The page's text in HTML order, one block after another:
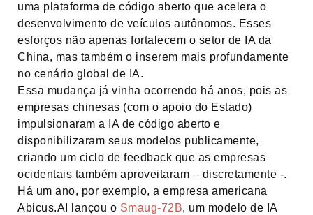
uma plataforma de código aberto que acelera o
desenvolvimento de veículos autônomos. Esses
esforços não apenas fortalecem o setor de IA da
China, mas também o inserem mais profundamente
no cenário global de IA.
Essa mudança já vinha ocorrendo há anos, pois as
empresas chinesas (com o apoio do Estado)
impulsionaram a IA de código aberto e
disponibilizaram seus modelos publicamente,
criando um ciclo de feedback que as empresas
ocidentais também aproveitaram – discretamente -.
Há um ano, por exemplo, a empresa americana
Abicus.AI lançou o Smaug-72B, um modelo de IA